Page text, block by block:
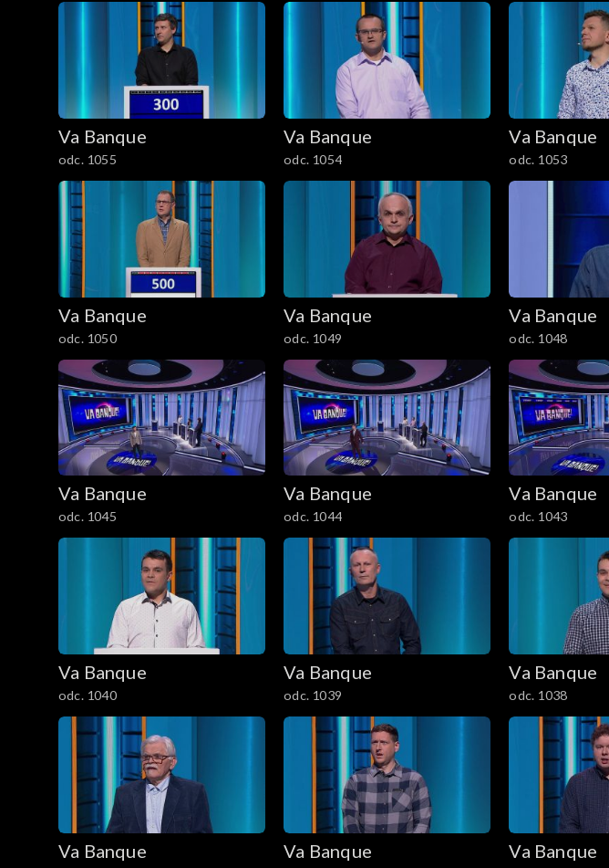
Va Banque
odc. 1055
Va Banque
odc. 1054
Va Banque
odc. 1053
Va Banque
odc. 1050
Va Banque
odc. 1049
Va Banque
odc. 1048
Va Banque
odc. 1045
Va Banque
odc. 1044
Va Banque
odc. 1043
Va Banque
odc. 1040
Va Banque
odc. 1039
Va Banque
odc. 1038
Va Banque Va Banque Va Banque